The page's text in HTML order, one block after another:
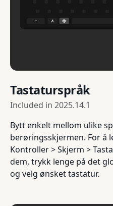
Tastaturspråk
Included in 2025.14.1
Bytt enkelt mellom ulike
berøringsskjermen. For å
Kontroller > Skjerm >
dem, trykk lenge på det
og velg ønsket tastatur.